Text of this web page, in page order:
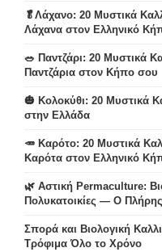
🥬Λάχανο: 20 Μυστικά
Λάχανα στον Ελληνικό
🥗 Παντζάρι: 20 Μυστικά
Παντζάρια στον Κήπο σου
🎃 Κολοκύθι: 20 Μυστικά
στην Ελλάδα
🥕 Καρότο: 20 Μυστικά
Καρότα στον Ελληνικό
🌿 Αστική Permaculture:
Πολυκατοικίες — Ο
Σπορά και Βιολογική
Τρόφιμα Όλο το Χρόνο